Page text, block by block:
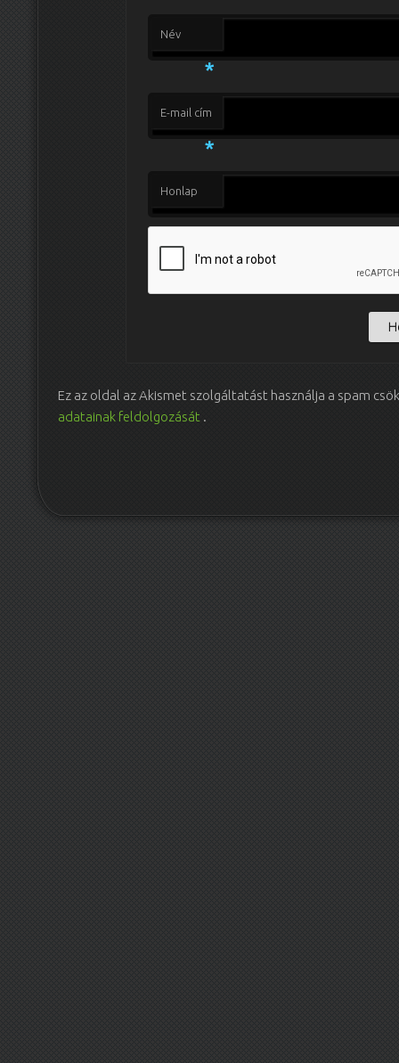
Név
*
E-mail cím
*
Honlap
Ez az oldal az Akismet szolgáltatást használja a spam
adatainak feldolgozását .